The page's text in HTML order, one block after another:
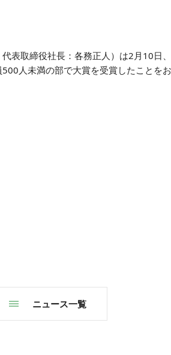
表取締役社長：各務正人）は2月10日
人未満の部で大賞を受賞したことをお
ニュース一覧